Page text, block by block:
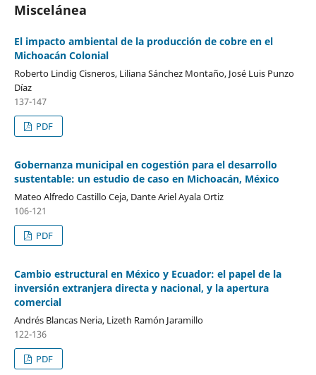
Miscelánea
El impacto ambiental de la producción de cobre en el
Michoacán Colonial
Roberto Lindig Cisneros, Liliana Sánchez Montaño, José Luis Punzo
Díaz
137-147
PDF
Gobernanza municipal en cogestión para el desarrollo
sustentable: un estudio de caso en Michoacán, México
Mateo Alfredo Castillo Ceja, Dante Ariel Ayala Ortiz
106-121
PDF
Cambio estructural en México y Ecuador: el papel de la
inversión extranjera directa y nacional, y la apertura
comercial
Andrés Blancas Neria, Lizeth Ramón Jaramillo
122-136
PDF